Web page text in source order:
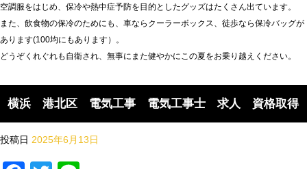
空調服をはじめ、保冷や熱中症予防を目的としたグッズはたくさん出ています。
また、飲食物の保冷のためにも、車ならクーラーボックス、徒歩なら保冷バッグが
あります(100均にもあります）。
どうぞくれぐれも自衛され、無事にまた健やかにこの夏をお乗り越えください。
横浜 港北区 電気工事 電気工事士 求人 資格取得
投稿日 2025年6月13日